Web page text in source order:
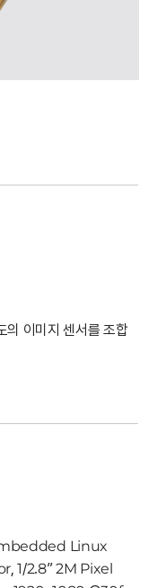
이미지 센서를 조합
Linux
1/2.8” 2M Pixel